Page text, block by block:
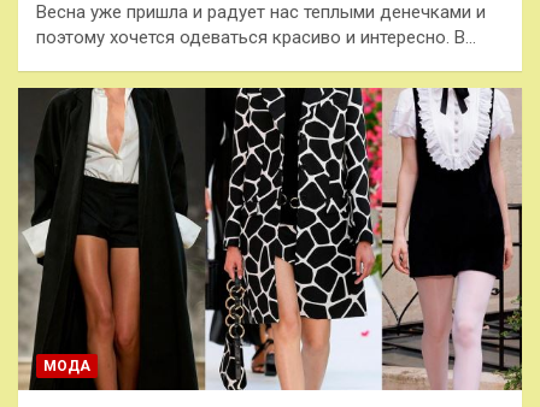
Весна уже пришла и радует нас теплыми денечками и
поэтому хочется одеваться красиво и интересно. В…
МОДА